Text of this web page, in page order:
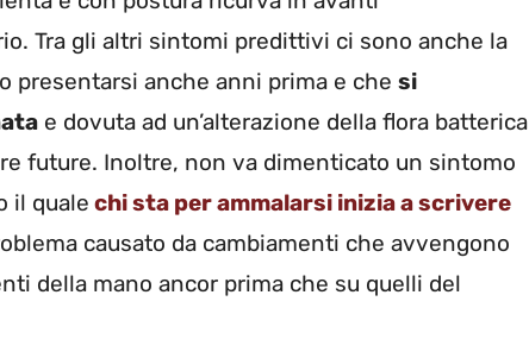
Tra gli altri sintomi predittivi ci sono anche la
presentarsi anche anni prima e che si
e dovuta ad un’alterazione della flora batterica
future. Inoltre, non va dimenticato un sintomo
il quale chi sta per ammalarsi inizia a scrivere
causato da cambiamenti che avvengono
della mano ancor prima che su quelli del